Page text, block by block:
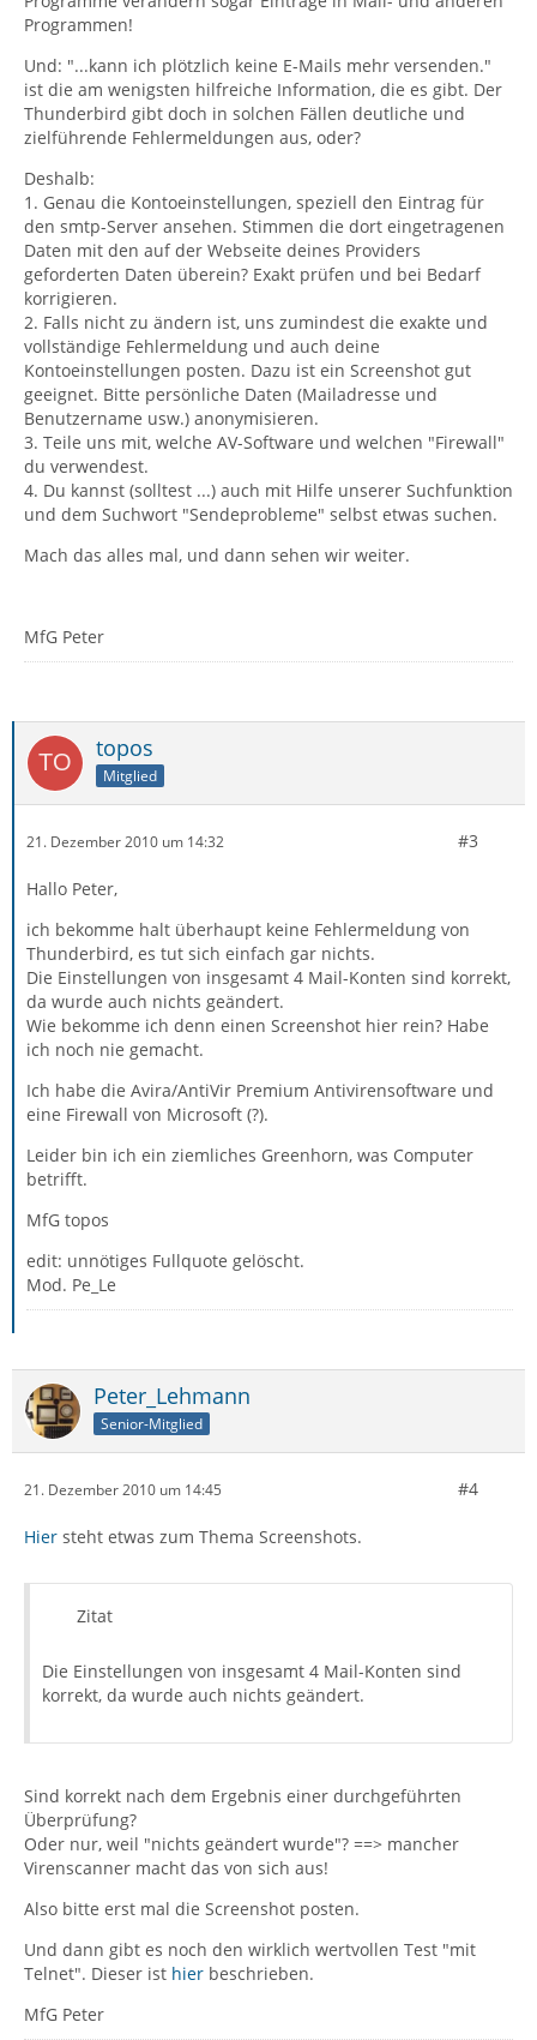
Programmen!
Und: "...kann ich plötzlich keine E-Mails mehr versenden."
ist die am wenigsten hilfreiche Information, die es gibt. Der
Thunderbird gibt doch in solchen Fällen deutliche und
zielführende Fehlermeldungen aus, oder?
Deshalb:
1. Genau die Kontoeinstellungen, speziell den Eintrag für
den smtp-Server ansehen. Stimmen die dort eingetragenen
Daten mit den auf der Webseite deines Providers
geforderten Daten überein? Exakt prüfen und bei Bedarf
korrigieren.
2. Falls nicht zu ändern ist, uns zumindest die exakte und
vollständige Fehlermeldung und auch deine
Kontoeinstellungen posten. Dazu ist ein Screenshot gut
geeignet. Bitte persönliche Daten (Mailadresse und
Benutzername usw.) anonymisieren.
3. Teile uns mit, welche AV-Software und welchen "Firewall"
du verwendest.
4. Du kannst (solltest ...) auch mit Hilfe unserer Suchfunktion
und dem Suchwort "Sendeprobleme" selbst etwas suchen.
Mach das alles mal, und dann sehen wir weiter.
MfG Peter
topos
Mitglied
21. Dezember 2010 um 14:32 #3
Hallo Peter,
ich bekomme halt überhaupt keine Fehlermeldung von
Thunderbird, es tut sich einfach gar nichts.
Die Einstellungen von insgesamt 4 Mail-Konten sind korrekt,
da wurde auch nichts geändert.
Wie bekomme ich denn einen Screenshot hier rein? Habe
ich noch nie gemacht.
Ich habe die Avira/AntiVir Premium Antivirensoftware und
eine Firewall von Microsoft (?).
Leider bin ich ein ziemliches Greenhorn, was Computer
betrifft.
MfG topos
edit: unnötiges Fullquote gelöscht.
Mod. Pe_Le
Peter_Lehmann
Senior-Mitglied
21. Dezember 2010 um 14:45 #4
Hier steht etwas zum Thema Screenshots.
Zitat
Die Einstellungen von insgesamt 4 Mail-Konten sind
korrekt, da wurde auch nichts geändert.
Sind korrekt nach dem Ergebnis einer durchgeführten
Überprüfung?
Oder nur, weil "nichts geändert wurde"? ==> mancher
Virenscanner macht das von sich aus!
Also bitte erst mal die Screenshot posten.
Und dann gibt es noch den wirklich wertvollen Test "mit
Telnet". Dieser ist hier beschrieben.
MfG Peter